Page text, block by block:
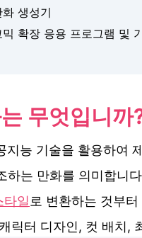
생성기
확장 응용 프로그램 및
무엇입니까
지능 기술을 활용하여
하는 만화를 의미합니
일 로 변환하는 것부터
릭터 디자인, 컷 배치,